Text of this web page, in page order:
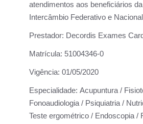
atendimentos aos beneficiários da
Intercâmbio Federativo e
Prestador: Decordis Exames
Matrícula: 51004346-0
Vigência: 01/05/2020
Especialidade: Acupuntura /
Fonoaudiologia / Psiquiatria /
Teste ergométrico / Endoscopia /